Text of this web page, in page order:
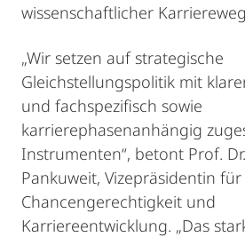
wissenschaftlicher
„Wir setzen auf strategische
Gleichstellungspolitik mit
und fachspezifisch sowie
karrierephasenanhängig
Instrumenten“, betont Prof.
Pankuweit, Vizepräsidentin für
Chancengerechtigkeit und
Karriereentwicklung. „Das